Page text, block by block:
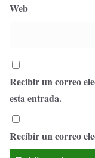
Web
Recibir un correo
esta entrada.
Recibir un correo